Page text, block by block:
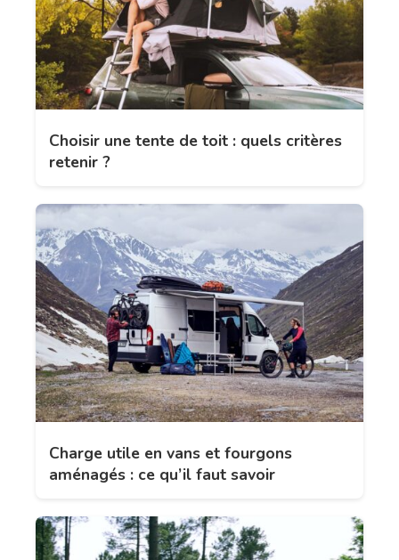
Choisir une tente de toit : quels critères
retenir ?
Charge utile en vans et fourgons
aménagés : ce qu’il faut savoir